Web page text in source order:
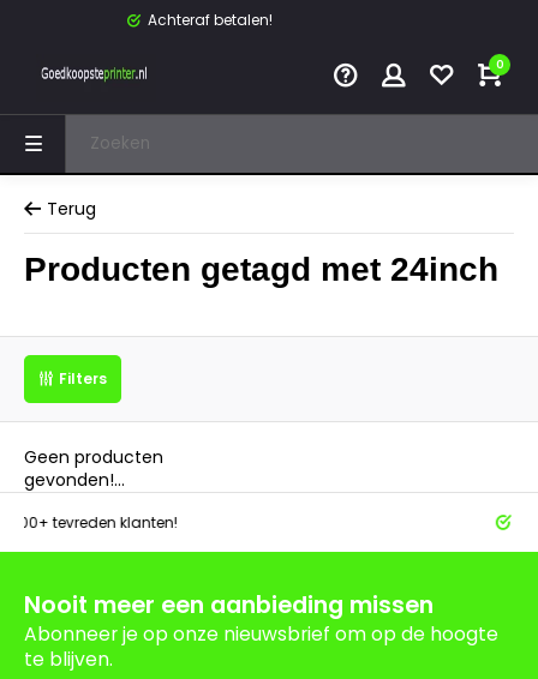
Achteraf betalen!
0
Terug
Producten getagd met 24inch
Filters
Geen producten
gevonden!...
klanten!
Nooit meer een aanbieding missen
Abonneer je op onze nieuwsbrief om op de hoogte
te blijven.